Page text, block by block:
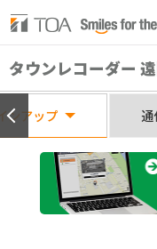
タウンレコーダー
ンアップ 通